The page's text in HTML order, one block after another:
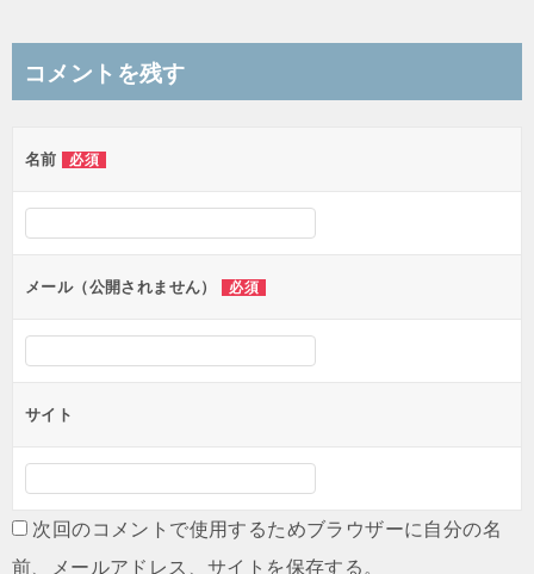
コメントを残す
名前 必須
メール（公開されません） 必須
サイト
次回のコメントで使用するためブラウザーに自分の名
前、メールアドレス、サイトを保存する。